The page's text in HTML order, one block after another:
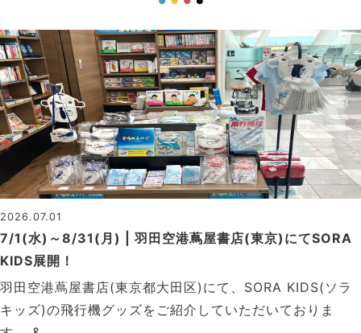
2026.07.01
7/1(水)～8/31(月) | 羽田空港蔦屋書店(東京)にてSORA
KIDS展開！
羽田空港蔦屋書店(東京都大田区)にて、SORA KIDS(ソラ
キッズ)の飛行機グッズをご紹介していただいておりま